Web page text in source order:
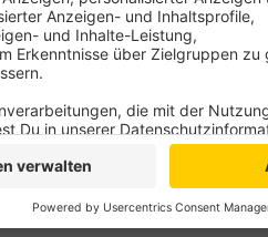
Anzeige